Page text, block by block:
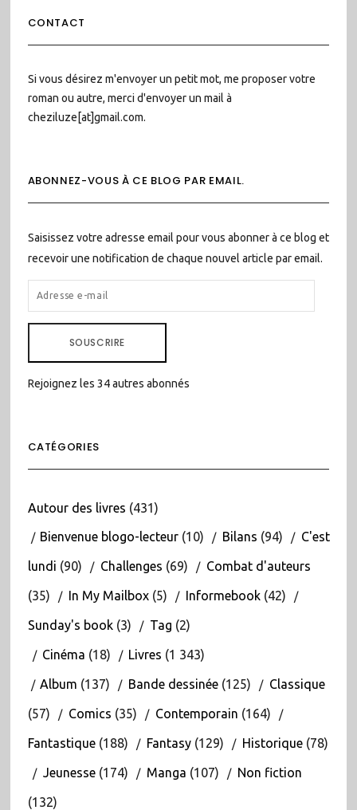
CONTACT
Si vous désirez m'envoyer un petit mot, me proposer votre
roman ou autre, merci d'envoyer un mail à
cheziluze[at]gmail.com.
ABONNEZ-VOUS À CE BLOG PAR EMAIL.
Saisissez votre adresse email pour vous abonner à ce blog et
recevoir une notification de chaque nouvel article par email.
ADRESSE
E-
SOUSCRIRE
Rejoignez les 34 autres abonnés
CATÉGORIES
Autour des livres (431)
Bienvenue blogo-lecteur(10) Bilans (94) C'est
lundi (90) Challenges (69) Combat d'auteurs
(35) In My Mailbox(5) Informebook(42)
Sunday's book(3) Tag (2)
Cinéma (18) Livres (1 343)
Album (137) Bande dessinée(125) Classique
(57) Comics (35) Contemporain (164)
Fantastique(188) Fantasy(129) Historique(78)
Jeunesse(174) Manga (107) Non fiction
(132)